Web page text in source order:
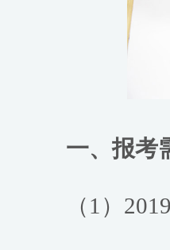
一、报考
（1）2019